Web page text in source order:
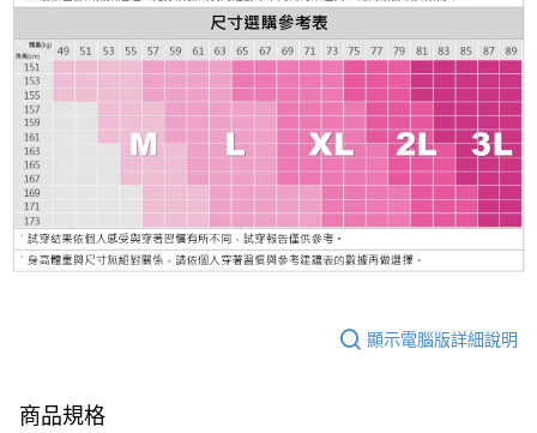
顯示電腦版詳細說明
商品規格